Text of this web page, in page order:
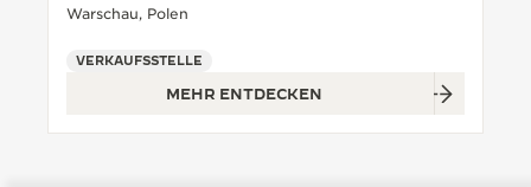
THE REVERSO STORIES
THE SOUND MAKER
Warschau, Polen
VERKAUFSSTELLE
MEHR ENTDECKEN